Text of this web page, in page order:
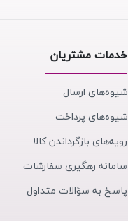
خدمات مشتریان
شیوه‌های ارسال
شیوه‌های پرداخت
رویه‌های بازگرداندن کالا
سامانه رهگیری سفارشات
پاسخ به سؤالات متداول